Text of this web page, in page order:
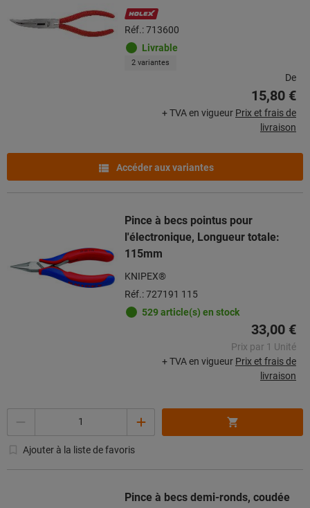
Réf.: 713600
Livrable
2 variantes
De
15,80 €
+ TVA en vigueur Prix et frais de
livraison
Accéder aux variantes
Pince à becs pointus pour
l'électronique, Longueur totale:
115mm
KNIPEX®
Réf.: 727191 115
529 article(s) en stock
33,00 €
Prix par 1 Unité
+ TVA en vigueur Prix et frais de
livraison
Ajouter à la liste de favoris
Pince à becs demi-ronds, coudée